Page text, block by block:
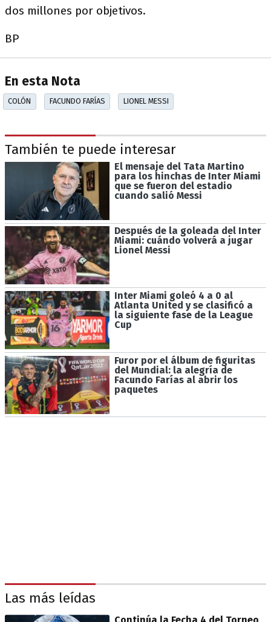
dos millones por objetivos.
BP
En esta Nota
COLÓN FACUNDO FARÍAS LIONEL MESSI
También te puede interesar
El mensaje del Tata Martino
para los hinchas de Inter Miami
que se fueron del estadio
cuando salió Messi
Después de la goleada del Inter
Miami: cuándo volverá a jugar
Lionel Messi
Inter Miami goleó 4 a 0 al
Atlanta United y se clasificó a
la siguiente fase de la League
Cup
Furor por el álbum de figuritas
del Mundial: la alegría de
Facundo Farías al abrir los
paquetes
Las más leídas